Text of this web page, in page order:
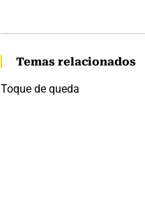
Temas relacionados
Toque de queda